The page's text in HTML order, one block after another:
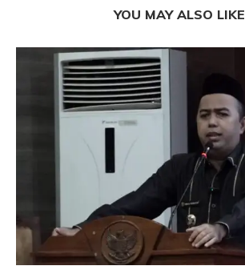
YOU MAY ALSO LIKE